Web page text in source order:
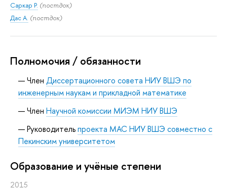
Саркар Р. (постдок)
Дас А. (постдок)
Полномочия / обязанности
Член Диссертационного совета НИУ ВШЭ по
инженерным наукам и прикладной математике
Член Научной комиссии МИЭМ НИУ ВШЭ
Руководительпроекта МАС НИУ ВШЭ совместно с
Пекинским университетом
Oбразование и учёные степени
2015